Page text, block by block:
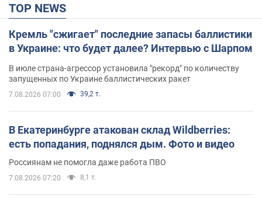
TOP NEWS
Кремль "сжигает" последние запасы баллистики
в Украине: что будет далее? Интервью с Шарпом
В июле страна-агрессор установила "рекорд" по количеству
запущенных по Украине баллистических ракет
7.08.2026 07:00 39,2 т.
В Екатеринбурге атакован склад Wildberries:
есть попадания, поднялся дым. Фото и видео
Россиянам не помогла даже работа ПВО
7.08.2026 07:20 8,1 т.